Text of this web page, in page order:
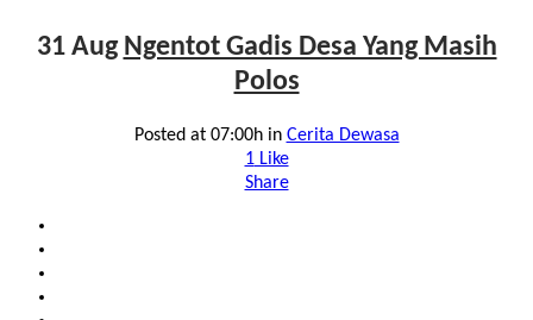
31 Aug Ngentot Gadis Desa Yang Masih
Polos
Posted at 07:00hin Cerita Dewasa
1Like
Share